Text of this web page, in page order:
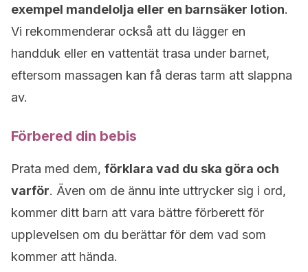
exempel mandelolja eller en barnsäker lotion.
Vi rekommenderar också att du lägger en
handduk eller en vattentät trasa under barnet,
eftersom massagen kan få deras tarm att slappna
av.
Förbered din bebis
Prata med dem, förklara vad du ska göra och
varför. Även om de ännu inte uttrycker sig i ord,
kommer ditt barn att vara bättre förberett för
upplevelsen om du berättar för dem vad som
kommer att hända.